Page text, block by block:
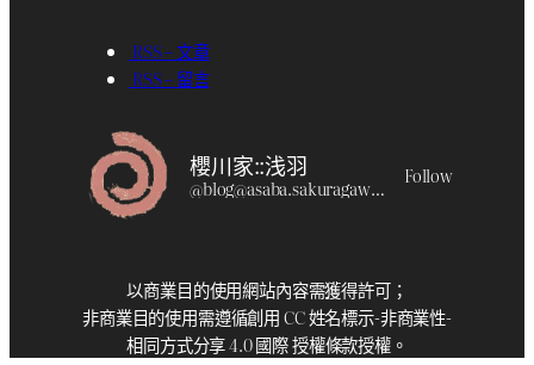
RSS – 文章
RSS – 留言
櫻川家::浅羽
@blog@asaba.sakuragawa.moe Follow
以商業目的使用網站內容需獲得許可；
非商業目的使用需遵循創用 CC 姓名標示-非商業性-
相同方式分享 4.0 國際 授權條款授權。